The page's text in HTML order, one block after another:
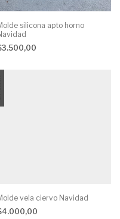
silicona apto horno
vela ciervo Navidad